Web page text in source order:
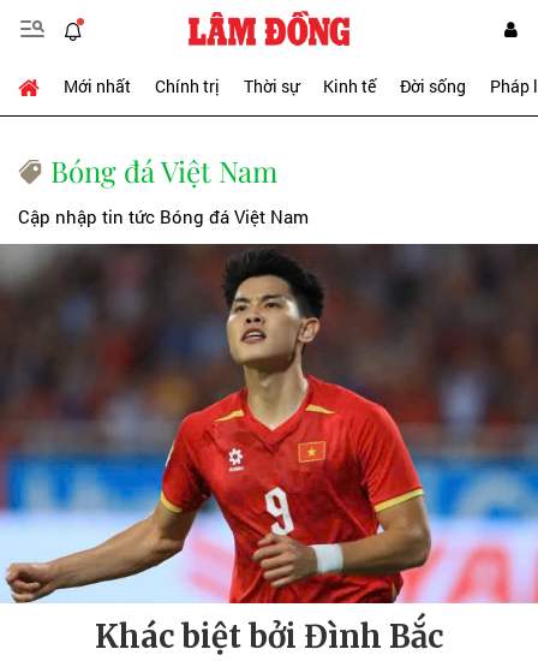
Mới nhất Chính trị Thời sự Kinh tế Đời sống Pháp
Bóng đá Việt Nam
Cập nhập tin tức Bóng đá Việt Nam
Khác biệt bởi Đình Bắc